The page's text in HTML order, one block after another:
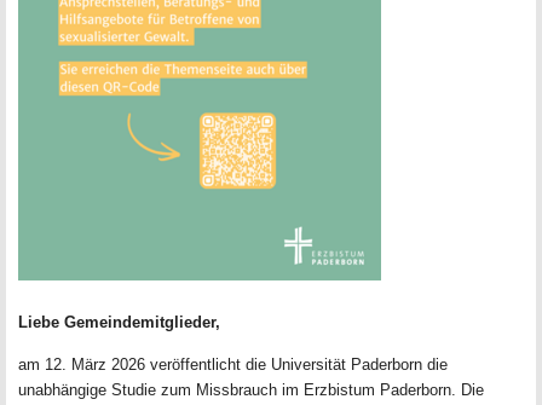
Liebe Gemeindemitglieder,
am 12. März 2026 veröffentlicht die Universität Paderborn die
unabhängige Studie zum Missbrauch im Erzbistum Paderborn. Die